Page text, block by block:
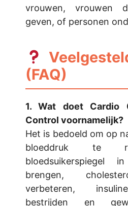
vrouwen, vrouwen
geven, of personen
(FAQ)
1. Wat doet Cardio
Control voornamelijk?
Het is bedoeld om op
bloeddruk te
bloedsuikerspiegel
brengen,
verbeteren,
bestrijden en